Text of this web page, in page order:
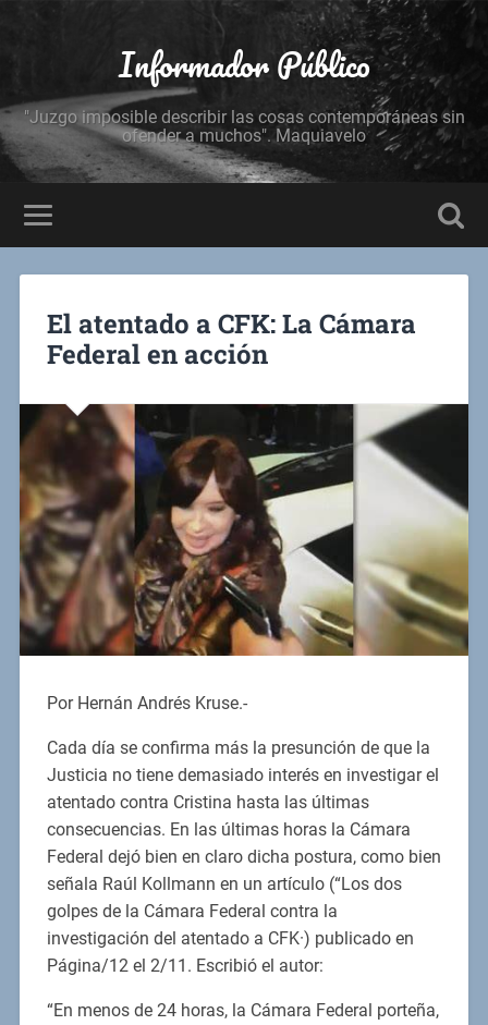
Informador Público
"Juzgo imposible describir las cosas contemporáneas sin
ofender a muchos". Maquiavelo
El atentado a CFK: La Cámara
Federal en acción
Por Hernán Andrés Kruse.-
Cada día se confirma más la presunción de que la
Justicia no tiene demasiado interés en investigar el
atentado contra Cristina hasta las últimas
consecuencias. En las últimas horas la Cámara
Federal dejó bien en claro dicha postura, como bien
señala Raúl Kollmann en un artículo (“Los dos
golpes de la Cámara Federal contra la
investigación del atentado a CFK·) publicado en
Página/12 el 2/11. Escribió el autor:
“En menos de 24 horas, la Cámara Federal porteña,